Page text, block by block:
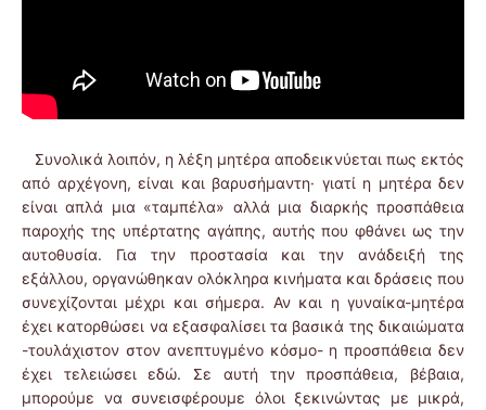
Συνολικά λοιπόν, η λέξη μητέρα αποδεικνύεται πως εκτός
από αρχέγονη, είναι και βαρυσήμαντη· γιατί η μητέρα δεν
είναι απλά μια «ταμπέλα» αλλά μια διαρκής προσπάθεια
παροχής της υπέρτατης αγάπης, αυτής που φθάνει ως την
αυτοθυσία. Για την προστασία και την ανάδειξή της
εξάλλου, οργανώθηκαν ολόκληρα κινήματα και δράσεις που
συνεχίζονται μέχρι και σήμερα. Αν και η γυναίκα-μητέρα
έχει κατορθώσει να εξασφαλίσει τα βασικά της δικαιώματα
-τουλάχιστον στον ανεπτυγμένο κόσμο- η προσπάθεια δεν
έχει τελειώσει εδώ. Σε αυτή την προσπάθεια, βέβαια,
μπορούμε να συνεισφέρουμε όλοι ξεκινώντας με μικρά,